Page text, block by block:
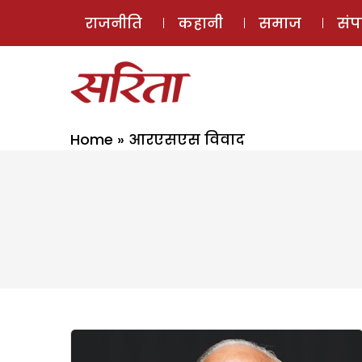
राजनीति कहानी समाज
Home » आरएसएस विवाद